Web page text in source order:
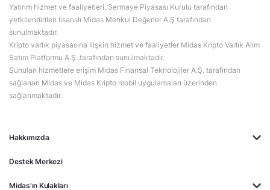
Hakkımızda
Destek Merkezi
Midas'ın Kulakları
Yatırım hizmet ve faaliyetleri, Sermaye Piyasası Kurulu tarafından
yetkilendirilen lisanslı Midas Menkul Değerler A.Ş tarafından
sunulmaktadır.
Kripto varlık piyasasına ilişkin hizmet ve faaliyetler Midas Kripto Varlık Alım
Satım Platformu A.Ş. tarafından sunulmaktadır.
Sunulan hizmetlere erişim Midas Finansal Teknolojiler A.Ş. tarafından
sağlanan Midas ve Midas Kripto mobil uygulamaları üzerinden
sağlanmaktadır.